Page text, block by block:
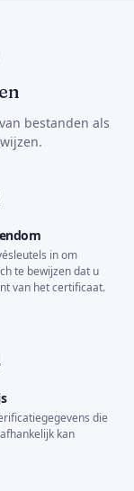
bestanden als
in om
te bewijzen dat u
van het certificaat.
die
kan